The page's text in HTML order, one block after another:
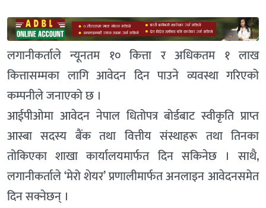
लगानीकर्ताले न्यूनतम १० कित्ता र अधिकतम १ लाख
कित्तासम्मका लागि आवेदन दिन पाउने व्यवस्था गरिएको
कम्पनीले जनाएको छ ।
आईपीओमा आवेदन नेपाल धितोपत्र बोर्डबाट स्वीकृति प्राप्त
आस्बा सदस्य बैंक तथा वित्तीय संस्थाहरू तथा तिनका
तोकिएका शाखा कार्यालयमार्फत दिन सकिनेछ । साथै,
लगानीकर्ताले ‘मेरो शेयर’ प्रणालीमार्फत अनलाइन आवेदनसमेत
दिन सक्नेछन् ।